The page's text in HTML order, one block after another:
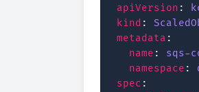
apiVersion :
kind :
metadata :
name :
sqs-
namespace :
spec :